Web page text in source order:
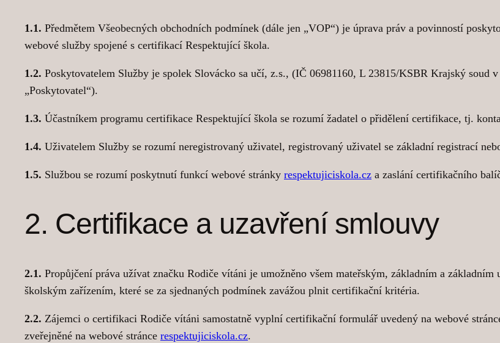
1.1. Předmětem Všeobecných obchodních podmínek (dále jen „VOP“) je úprava práv a povinností
webové služby spojené s certifikací Respektující škola.
1.2. Poskytovatelem Služby je spolek Slovácko sa učí, z.s., (IČ 06981160, L 23815/KSBR Krajský soud
„Poskytovatel“).
1.3. Účastníkem programu certifikace Respektující škola se rozumí žadatel o přidělení certifikace, tj.
1.4. Uživatelem Služby se rozumí neregistrovaný uživatel, registrovaný uživatel se základní registrací
1.5. Službou se rozumí poskytnutí funkcí webové stránky respektujiciskola.cz a zaslání certifikačního
2. Certifikace a uzavření smlouvy
2.1. Propůjčení práva užívat značku Rodiče vítáni je umožněno všem mateřským, základním a
školským zařízením, které se za sjednaných podmínek zavážou plnit certifikační kritéria.
2.2. Zájemci o certifikaci Rodiče vítáni samostatně vyplní certifikační formulář uvedený na webové
zveřejněné na webové stránce respektujiciskola.cz.